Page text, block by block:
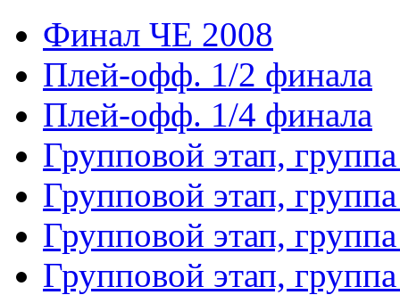
Финал ЧЕ 2008
Плей-офф. 1/2 финала
Плей-офф. 1/4 финала
Групповой этап,
Групповой этап,
Групповой этап,
Групповой этап,